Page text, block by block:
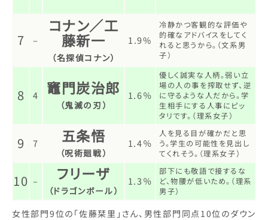
7 –
コナン／工
藤新一
（名探偵コナン）
1.9%
冷静かつ客観的な評価や
的確なアドバイスをしてく
れると思うから。（文系男
子）
8 4 竈門炭治郎
（鬼滅の刃）
1.6％
優しく誠実な人柄。弱い立
場の人の事を搾取せず、逆
に守るような人だから。学
生相手にする人事にピッ
タリです。（理系女子）
9 7 五条悟
（呪術廻戦）
1.4％
人を見る目が確かだと思
う。学生の可能性を見出し
てくれそう。（理系女子）
10 – フリーザ
（ドラゴンボール）
1.3％
部下にも敬語で接するな
ど、物腰が低いため。（理系
男子）
女性部門9位の「佐藤栞里」さん、男性部門同点10位のダウン